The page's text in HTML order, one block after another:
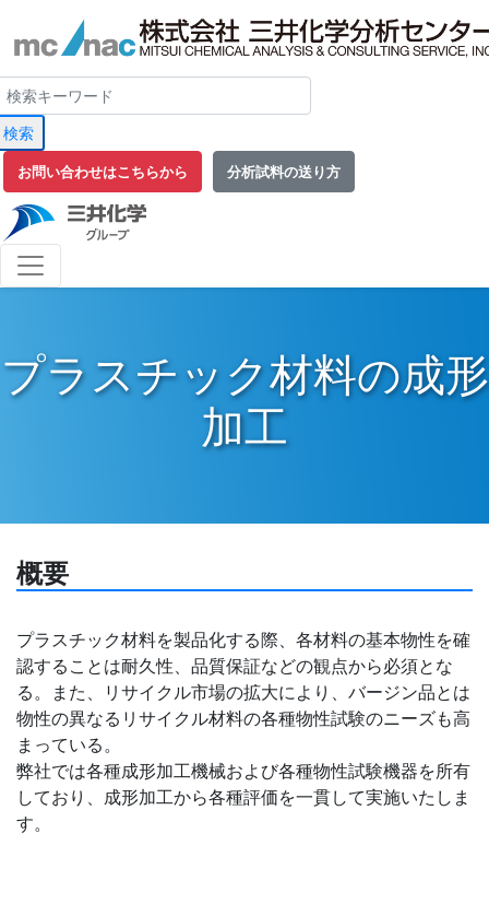
検索
お問い合わせはこちらから 分析試料の送り方
プラスチック材料の成形
加工
概要
プラスチック材料を製品化する際、各材料の基本物性を確
認することは耐久性、品質保証などの観点から必須とな
る。また、リサイクル市場の拡大により、バージン品とは
物性の異なるリサイクル材料の各種物性試験のニーズも高
まっている。
弊社では各種成形加工機械および各種物性試験機器を所有
しており、成形加工から各種評価を一貫して実施いたしま
す。